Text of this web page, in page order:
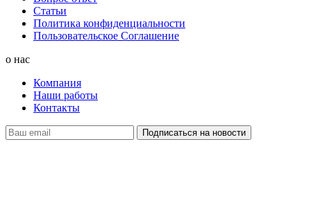
Статьи
Политика конфиденциальности
Пользовательское Соглашение
о нас
Компания
Наши работы
Контакты